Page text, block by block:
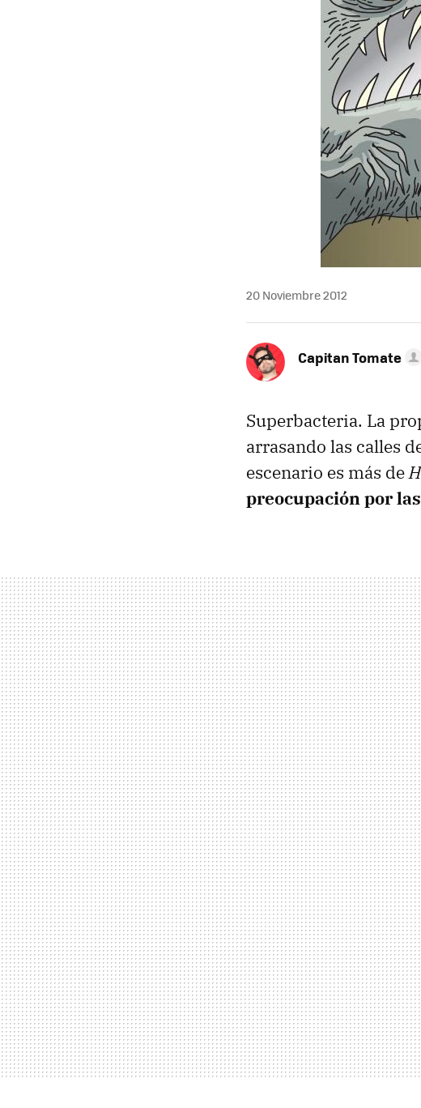
20 Noviembre 2012
Capitan Tomate
Superbacteria. La
arrasando las calles
escenario es más de
preocupación por